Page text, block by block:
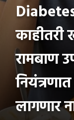
रामबाण
लागणार